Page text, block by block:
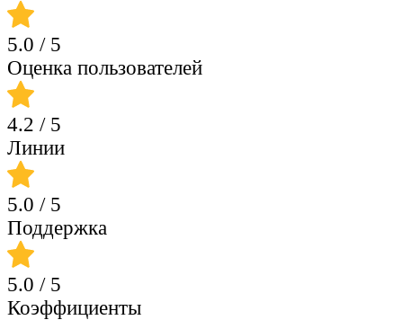
5.0 / 5
Оценка пользователей
4.2 / 5
Линии
5.0 / 5
Поддержка
5.0 / 5
Коэффициенты